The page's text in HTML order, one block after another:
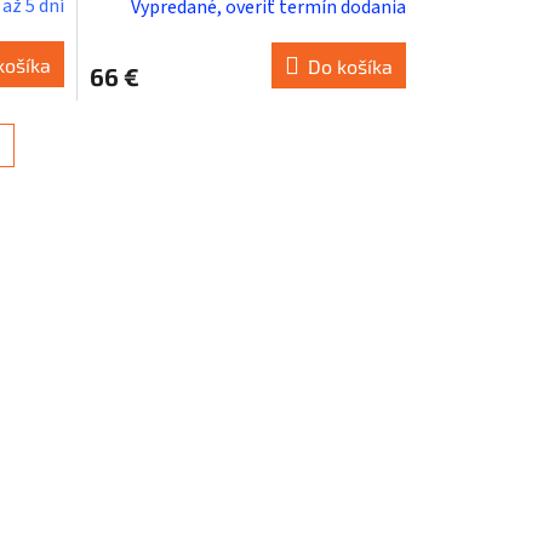
5 dní Vypredané, overiť termín dodania
66 € Do košíka